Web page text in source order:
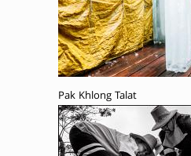
Pak Khlong Talat